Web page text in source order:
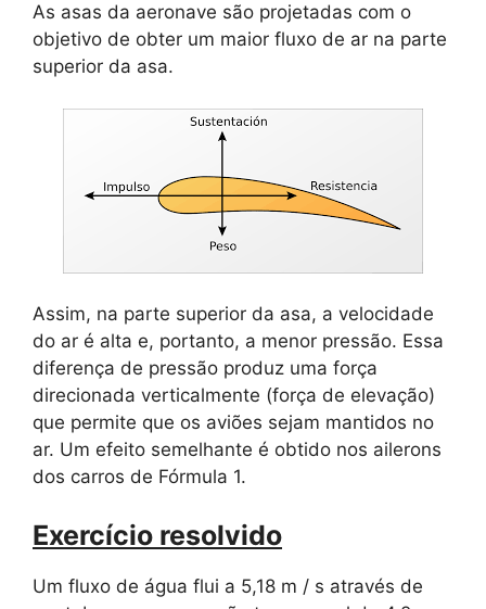
As asas da aeronave são projetadas com o
objetivo de obter um maior fluxo de ar na parte
superior da asa.
Assim, na parte superior da asa, a velocidade
do ar é alta e, portanto, a menor pressão. Essa
diferença de pressão produz uma força
direcionada verticalmente (força de elevação)
que permite que os aviões sejam mantidos no
ar. Um efeito semelhante é obtido nos ailerons
dos carros de Fórmula 1.
Exercício resolvido
Um fluxo de água flui a 5,18 m / s através de